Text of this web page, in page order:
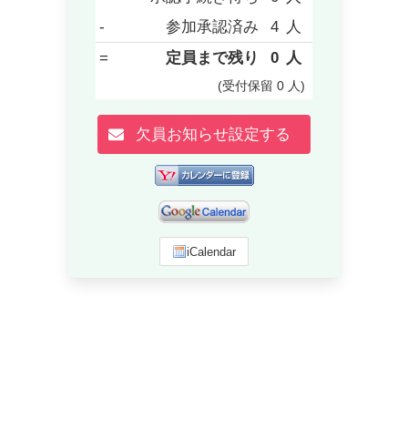
-
参加承認済み 4 人
=
定員まで残り 0 人
(受付保留 0 人)
欠員お知らせ設定する
iCalendar